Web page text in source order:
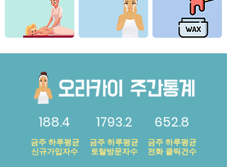
188.4 1793.2 652.8
금주 ​하루평균
신규가입자수
금주 ​하루평균
토탈방문자수
금주 ​하루평균
전화 클릭건수